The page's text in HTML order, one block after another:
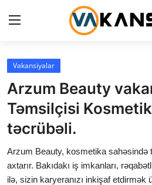
Login
Ana səhifə
Vakansiyalar
Maliyyə
Əlaqə
Vakansiyalar
Arzum Beauty
Təmsilçisi
təcrübəli.
Arzum Beauty, kosmetika sahəsində
axtarır. Bakıdakı iş imkanları,
ilə, sizin karyeranızı inkişaf